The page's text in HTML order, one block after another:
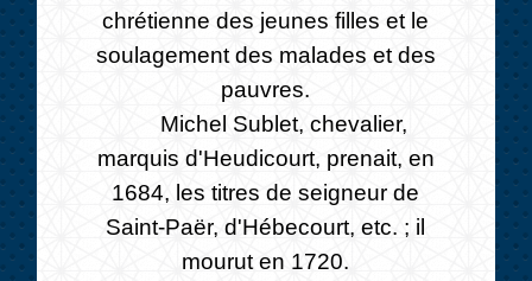
chrétienne des jeunes filles et le
soulagement des malades et des
pauvres.
Michel Sublet, chevalier,
marquis d'Heudicourt, prenait, en
1684, les titres de seigneur de
Saint-Paër, d'Hébecourt, etc. ; il
mourut en 1720.